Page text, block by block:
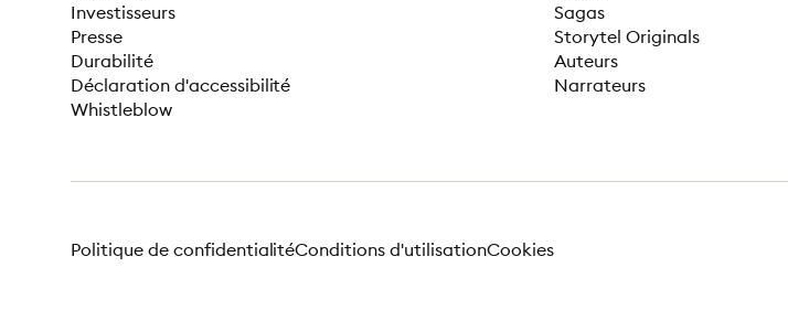
Investisseurs
Presse
Durabilité
Déclaration d'accessibilité
Whistleblow
Sagas
Storytel Originals
Auteurs
Narrateurs
Politique de confidentialitéConditions d'utilisationCookies